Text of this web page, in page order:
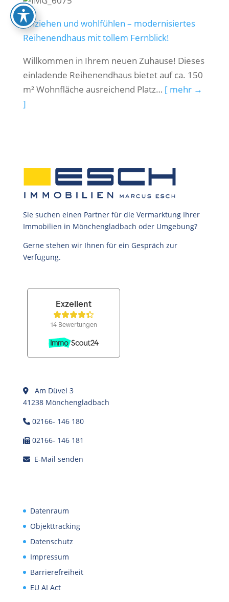
Einziehen und wohlfühlen – modernisiertes
Reihenendhaus mit tollem Fernblick!
Willkommen in Ihrem neuen Zuhause! Dieses
einladende Reihenendhaus bietet auf ca. 150
m² Wohnfläche ausreichend Platz… [ mehr →
]
Sie suchen einen Partner für die Vermarktung Ihrer
Immobilien in Mönchengladbach oder Umgebung?
Gerne stehen wir Ihnen für ein Gespräch zur
Verfügung.
Am Düvel 3
41238 Mönchengladbach
02166- 146 180
02166- 146 181
E-Mail senden
Datenraum
Objekttracking
Datenschutz
Impressum
Barrierefreiheit
EU AI Act